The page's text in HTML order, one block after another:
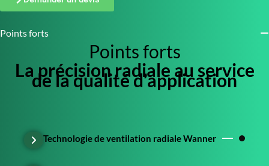
Points forts
Points forts
La précision radiale au service
de la qualité d’application
Technologie de ventilation radiale Wanner